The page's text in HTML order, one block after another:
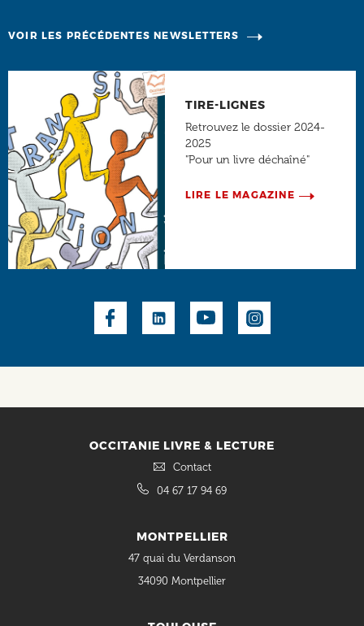
VOIR LES PRÉCÉDENTES NEWSLETTERS
TIRE-LIGNES
Retrouvez le dossier 2024-
2025
"Pour un livre déchaîné"
LIRE LE MAGAZINE
OCCITANIE LIVRE & LECTURE
Contact
04 67 17 94 69
MONTPELLIER
47 quai du Verdanson
34090 Montpellier